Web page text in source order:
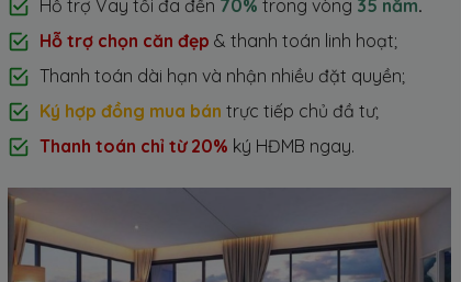
Hỗ trợ Vay tối đa đến 70% trong vòng 35 năm.
Hỗ trợ chọn căn đẹp & thanh toán linh hoạt;
Thanh toán dài hạn và nhận nhiều đặt quyền;
Ký hợp đồng mua bán trực tiếp chủ đầ tư;
Thanh toán chỉ từ 20% ký HĐMB ngay.